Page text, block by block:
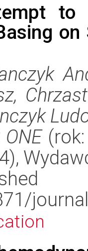
to
(rok: